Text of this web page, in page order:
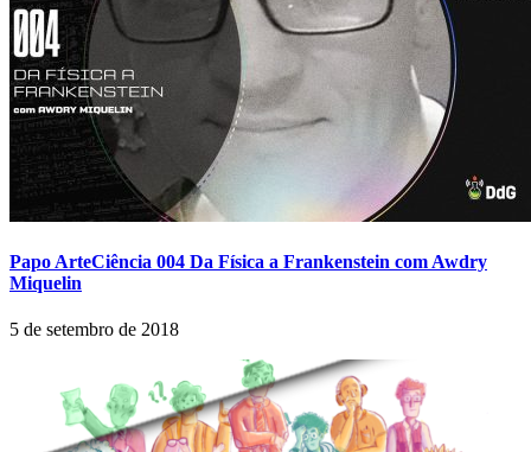
Papo ArteCiência 004 Da Física a Frankenstein com Awdry
Miquelin
5 de setembro de 2018